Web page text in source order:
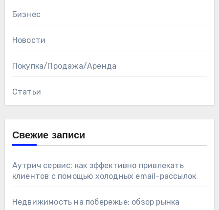
Бизнес
Новости
Покупка/Продажа/Аренда
Статьи
Свежие записи
Аутрич сервис: как эффективно привлекать
клиентов с помощью холодных email-рассылок
Недвижимость на побережье: обзор рынка